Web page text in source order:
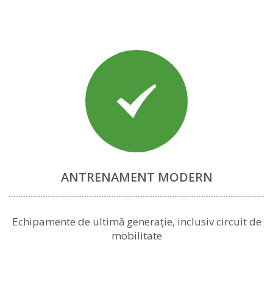
ANTRENAMENT MODERN
Echipamente de ultimă generație, inclusiv circuit de
mobilitate